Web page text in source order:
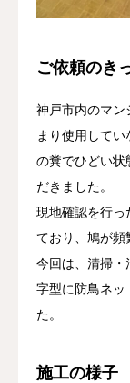
ご依頼のき
神戸市内のマン
まり使用して
の糞でひどい状
だきました。
現地確認を行っ
ており、鳩が頻
今回は、清掃・
字型に防鳥ネッ
た。
施工の様子